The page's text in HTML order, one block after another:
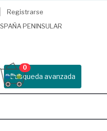
Registrarse
PENINSULAR
Busqueda avanzada
0